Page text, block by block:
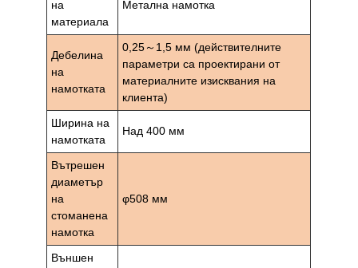
на
материала
Метална намотка
Дебелина
на
намотката
0,25～1,5 мм (действителните
параметри са проектирани от
материалните изисквания на
клиента)
Ширина на
намотката
Над 400 мм
Вътрешен
диаметър
на
стоманена
намотка
φ508 мм
Външен